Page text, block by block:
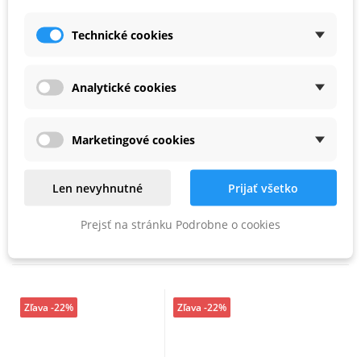
Veľkosť
Zľava -22% Zľava -22%
Technické cookies
Analytické cookies
Marketingové cookies
Len nevyhnutné Prijať všetko
Prejsť na stránku Podrobne o cookies